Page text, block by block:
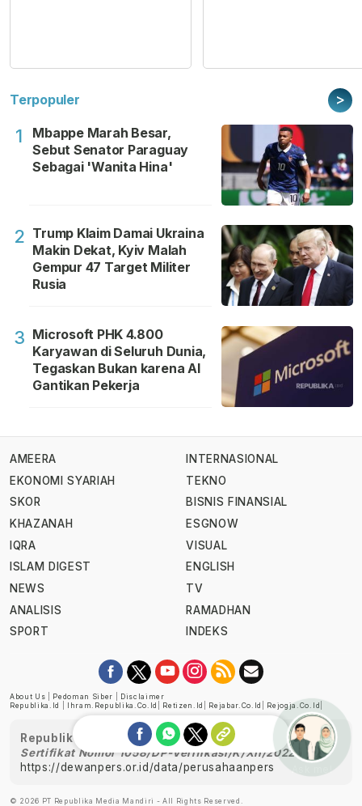
Terpopuler >
1
Mbappe Marah Besar,
Sebut Senator Paraguay
Sebagai 'Wanita Hina'
2 Trump Klaim Damai Ukraina
Makin Dekat, Kyiv Malah
Gempur 47 Target Militer
Rusia
3 Microsoft PHK 4.800
Karyawan di Seluruh Dunia,
Tegaskan Bukan karena AI
Gantikan Pekerja
AMEERA
EKONOMI SYARIAH
SKOR
KHAZANAH
IQRA
ISLAM DIGEST
NEWS
ANALISIS
SPORT
INTERNASIONAL
TEKNO
BISNIS FINANSIAL
ESGNOW
VISUAL
ENGLISH
TV
RAMADHAN
INDEKS
About Us Pedoman Siber
Disclaimer
Republika.id
Ihram.republika.co.id Retizen.id Rejabar.co.id Rejogja.co.id
Republika telah diverifikasi oleh Dewan Pers
Sertifikat Nomor 1058/DP-Verifikasi/K/XII/2022
https://dewanpers.or.id/data/perusahaanpers
© 2026 PT Republika Media Mandiri - All Rights Reserved.
Ask me!